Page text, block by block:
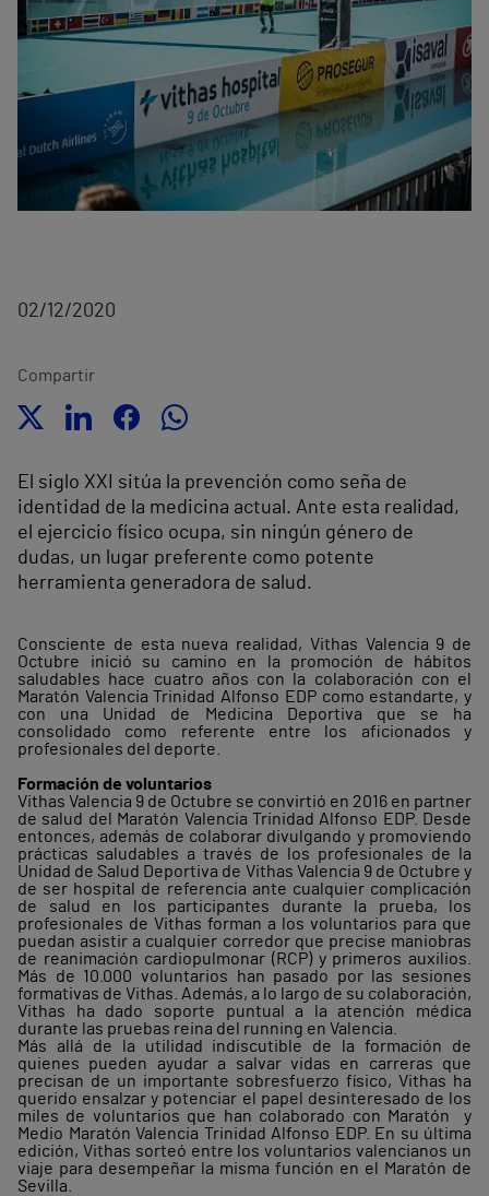
02/12/2020
Compartir
El siglo XXI sitúa la prevención como seña de
identidad de la medicina actual. Ante esta realidad,
el ejercicio físico ocupa, sin ningún género de
dudas, un lugar preferente como potente
herramienta generadora de salud.
Consciente de esta nueva realidad, Vithas Valencia 9 de
Octubre inició su camino en la promoción de hábitos
saludables hace cuatro años con la colaboración con el
Maratón Valencia Trinidad Alfonso EDP como estandarte, y
con una Unidad de Medicina Deportiva que se ha
consolidado como referente entre los aficionados y
profesionales del deporte.
Formación de voluntarios
Vithas Valencia 9 de Octubre se convirtió en 2016 en partner
de salud del Maratón Valencia Trinidad Alfonso EDP. Desde
entonces, además de colaborar divulgando y promoviendo
prácticas saludables a través de los profesionales de la
Unidad de Salud Deportiva de Vithas Valencia 9 de Octubre y
de ser hospital de referencia ante cualquier complicación
de salud en los participantes durante la prueba, los
profesionales de Vithas forman a los voluntarios para que
puedan asistir a cualquier corredor que precise maniobras
de reanimación cardiopulmonar (RCP) y primeros auxilios.
Más de 10.000 voluntarios han pasado por las sesiones
formativas de Vithas. Además, a lo largo de su colaboración,
Vithas ha dado soporte puntual a la atención médica
durante las pruebas reina del running en Valencia.
Más allá de la utilidad indiscutible de la formación de
quienes pueden ayudar a salvar vidas en carreras que
precisan de un importante sobresfuerzo físico, Vithas ha
querido ensalzar y potenciar el papel desinteresado de los
miles de voluntarios que han colaborado con Maratón y
Medio Maratón Valencia Trinidad Alfonso EDP. En su última
edición, Vithas sorteó entre los voluntarios valencianos un
viaje para desempeñar la misma función en el Maratón de
Sevilla.